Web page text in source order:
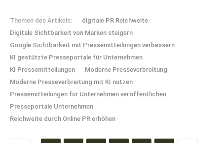
Themen des Artikels:
digitale PR Reichweite
Digitale Sichtbarkeit von Marken steigern
Google Sichtbarkeit mit Pressemitteilungen verbessern
KI gestützte Presseportale für Unternehmen
KI Pressemitteilungen
Moderne Presseverbreitung
Moderne Presseverbreitung mit KI nutzen
Pressemitteilungen für Unternehmen veröffentlichen
Presseportale Unternehmen
Reichweite durch Online PR erhöhen